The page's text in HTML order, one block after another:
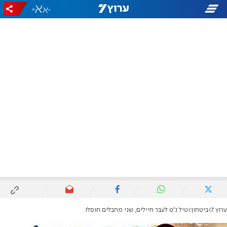
-
+
ערוץ 7 ביטחון טיל נ"ט לעבר חיילים, שני מחבלים חוסלו